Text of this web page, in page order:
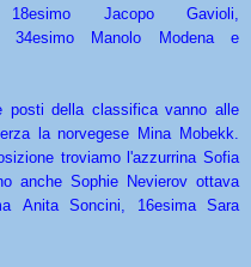
Jacopo Gavioli,
34esimo Manolo Modena e
posti della classifica vanno alle
la norvegese Mina Mobekk.
troviamo l'azzurrina Sofia
anche Sophie Nevierov ottava
Anita Soncini, 16esima Sara